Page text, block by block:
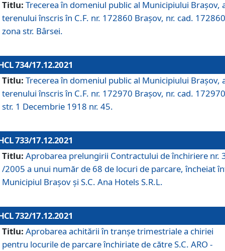
Titlu: Trecerea în domeniul public al Municipiului Braşov,
terenului înscris în C.F. nr. 172860 Brașov, nr. cad.
zona str. Bârsei.
734/17.12.2021
Titlu: Trecerea în domeniul public al Municipiului Braşov,
terenului înscris în C.F. nr. 172970 Brașov, nr. cad.
str. 1 Decembrie 1918 nr. 45.
733/17.12.2021
Titlu: Aprobarea prelungirii Contractului de închiriere nr.
/2005 a unui număr de 68 de locuri de parcare, încheiat
Municipiul Braşov şi S.C. Ana Hotels S.R.L.
732/17.12.2021
Titlu: Aprobarea achitării în tranșe trimestriale a chiriei
pentru locurile de parcare închiriate de către S.C. ARO -